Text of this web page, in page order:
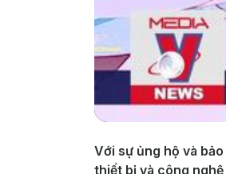
Với sự ủng hộ và
thiết bị và công